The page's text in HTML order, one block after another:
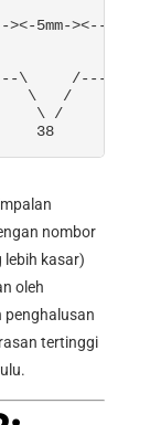
><-5mm-><--
\
\   /
\ /
38
nombor
lebih kasar)
oleh
penghalusan
tertinggi